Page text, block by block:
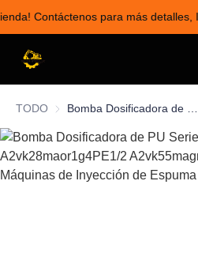
Contáctenos para más detalles,
TODO
INICIO
PRODUCTOS